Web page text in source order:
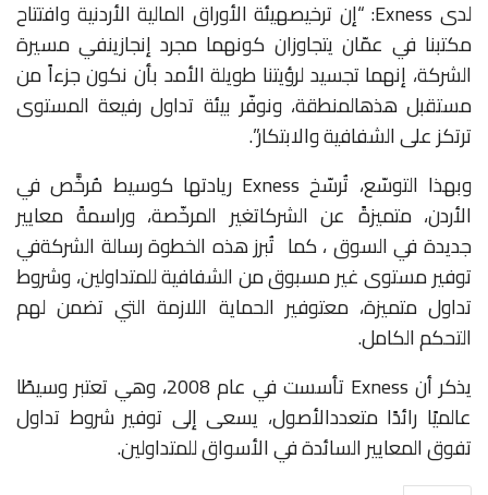
لدىExness
: “إن ترخيصهيئة الأوراق المالية الأردنية وافتتاح
مكتبنا في عمّان يتجاوزان كونهما مجرد إنجازينفي مسيرة
الشركة، إنهماتجسيدلرؤيتنا طويلةالأمد بأن نكونجزءاًمن
مستقبل هذهالمنطقة، ونوفّر بيئة تداول رفيعة المستوى
ترتكزعلىالشفافيةوالابتكار”.
وبهذا التوسّع، تُرسّخExness ريادتها كوسيط مُرخَّص في
الأردن، متميزةً عن الشركاتغير المرخّصة، وراسمةً معايير
جديدةفيالسوق،كما تُبرزهذه الخطوةرسالة الشركةفي
توفيرمستوىغيرمسبوقمنالشفافيةللمتداولين،وشروط
تداول متميزة، معتوفير الحماية اللازمة التي تضمن لهم
التحكمالكامل.
يذكرأن تأسستفي عام ، وهيتعتبروسيطًا
عالميًا رائدًا متعددالأصول، يسعى إلى توفير شروط تداول
تفوقالمعاييرالسائدةفيالأسواقللمتداولين.